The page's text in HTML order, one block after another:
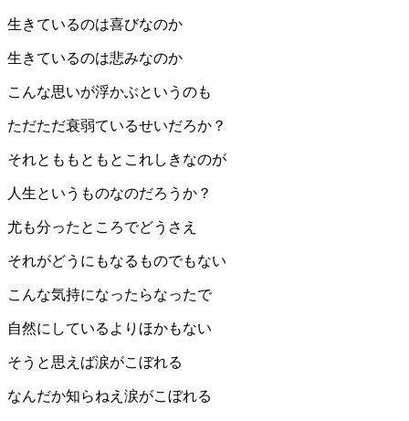
生きているのは喜びなのか
生きているのは悲みなのか
こんな思いが浮かぶというのも
ただただ衰弱ているせいだろか？
それとももともとこれしきなのが
人生というものなのだろうか？
尤も分ったところでどうさえ
それがどうにもなるものでもない
こんな気持になったらなったで
自然にしているよりほかもない
そうと思えば涙がこぼれる
なんだか知らねえ涙がこぼれる